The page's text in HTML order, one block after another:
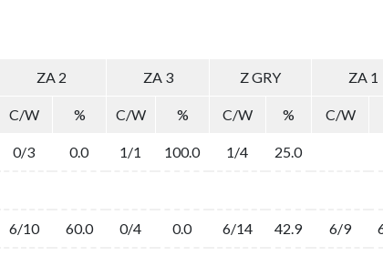
ZA 2 ZA 3 Z GRY ZA 1
C/W
% C/W % C/W % C/W
0/3 0.0 1/1 100.0 1/4 25.0
6/10 60.0 0/4 0.0 6/14 42.9 6/9